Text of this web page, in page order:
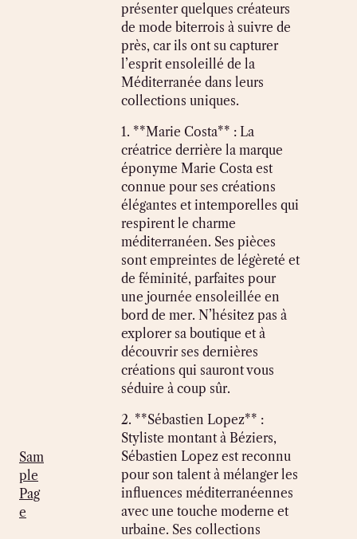
Sam
ple
Pag
e
présenter quelques créateurs
de mode biterrois à suivre de
près, car ils ont su capturer
l’esprit ensoleillé de la
Méditerranée dans leurs
collections uniques.
1. **Marie Costa** : La
créatrice derrière la marque
éponyme Marie Costa est
connue pour ses créations
élégantes et intemporelles qui
respirent le charme
méditerranéen. Ses pièces
sont empreintes de légèreté et
de féminité, parfaites pour
une journée ensoleillée en
bord de mer. N’hésitez pas à
explorer sa boutique et à
découvrir ses dernières
créations qui sauront vous
séduire à coup sûr.
2. **Sébastien Lopez** :
Styliste montant à Béziers,
Sébastien Lopez est reconnu
pour son talent à mélanger les
influences méditerranéennes
avec une touche moderne et
urbaine. Ses collections